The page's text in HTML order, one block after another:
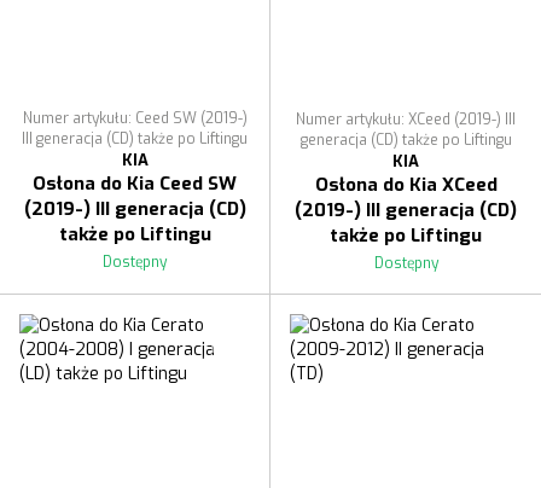
Numer artykułu: Ceed SW (2019-)
III generacja (CD) także po Liftingu
KIA
Osłona do Kia Ceed SW
(2019-) III generacja (CD)
także po Liftingu
Dostępny
Numer artykułu: XCeed (2019-) III
generacja (CD) także po Liftingu
KIA
Osłona do Kia XCeed
(2019-) III generacja (CD)
także po Liftingu
Dostępny